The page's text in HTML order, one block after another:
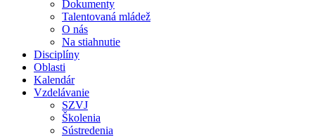
Dokumenty
Talentovaná mládež
O nás
Na stiahnutie
Disciplíny
Oblasti
Kalendár
Vzdelávanie
SZVJ
Školenia
Sústredenia